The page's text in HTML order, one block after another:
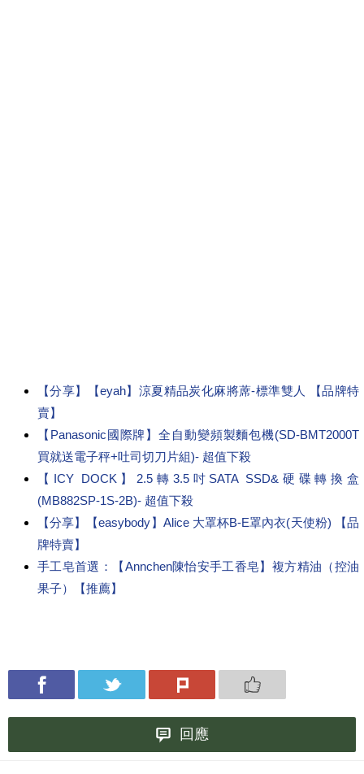
【分享】【eyah】涼夏精品炭化麻將蓆-標準雙人 【品牌特
賣】
【Panasonic國際牌】全自動變頻製麵包機(SD-BMT2000T
買就送電子秤+吐司切刀片組)- 超值下殺
【ICY DOCK】2.5轉3.5吋SATA SSD&硬碟轉換盒
(MB882SP-1S-2B)- 超值下殺
【分享】【easybody】Alice 大罩杯B-E罩內衣(天使粉) 【品
牌特賣】
手工皂首選：【Annchen陳怡安手工香皂】複方精油（控油
果子）【推薦】
回應